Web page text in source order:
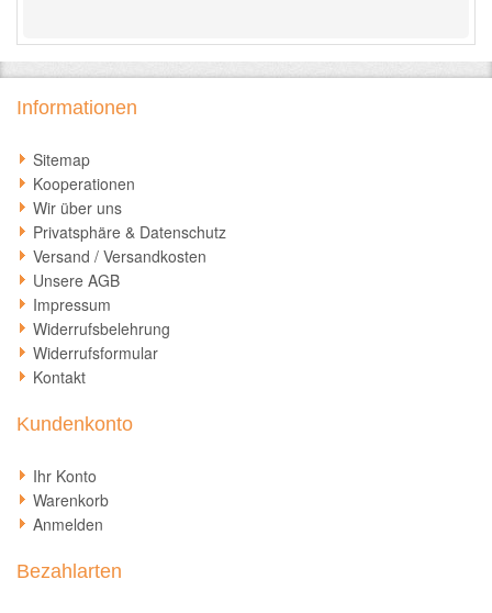
Informationen
Sitemap
Kooperationen
Wir über uns
Privatsphäre & Datenschutz
Versand / Versandkosten
Unsere AGB
Impressum
Widerrufsbelehrung
Widerrufsformular
Kontakt
Kundenkonto
Ihr Konto
Warenkorb
Anmelden
Bezahlarten